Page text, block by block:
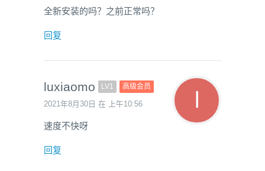
全新安装的吗？之前正常吗？
回复
luxiaomo LV1 高级会员
2021年8月30日 在 上午10:56
速度不快呀
回复